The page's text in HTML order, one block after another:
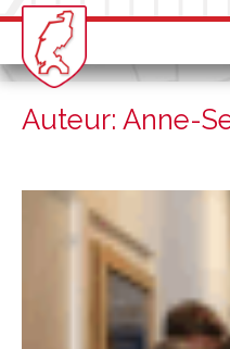
Auteur: Anne-